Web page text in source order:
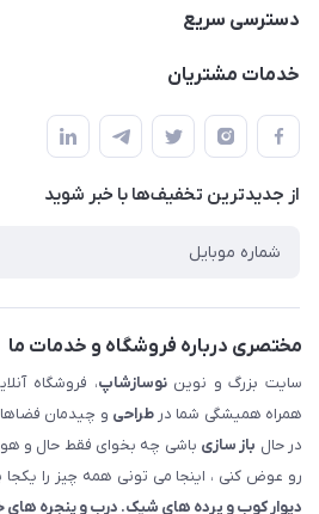
09123855612
املاک مدنی - نوساز شاپ
دسترسی سریع
حساب کاربری
لیست محصولات
درباره ما
خدمات مشتریان
قوانین و مقررات
حریم خصوصی
راهنما
پرسش های متداول
از جدید‌ترین تخفیف‌ها با‌ خبر شوید
مختصری درباره فروشگاه و خدمات ما
سایت بزرگ و نویننوسازشاپ، فروشگاه
همراه همیشگی شما درطراحی و چیدمان
در حال باز سازی باشی چه بخوای فقط حال و
رو عوض کنی ، اینجا می تونی همه چیز را یکجا
دیوار کوب و پرده های شیک. درب و پنجره های